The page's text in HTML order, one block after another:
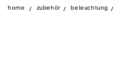
home zubehör beleuchtung